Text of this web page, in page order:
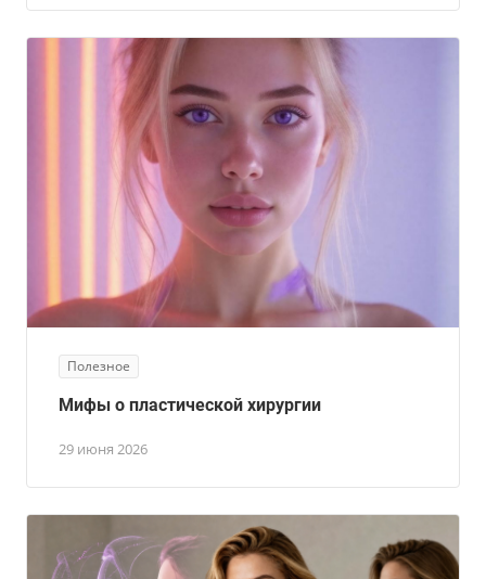
Полезное
29 июня 2026
Мифы о пластической хирургии